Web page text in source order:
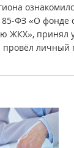
ФЗ «О фонде
ЖКХ», принял
провёл личный